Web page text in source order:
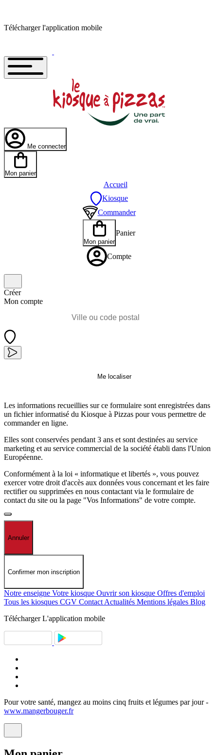
Télécharger l'application mobile
Me connecter
Mon panier
Accueil
Kiosque
Commander
Mon panier
Panier
Compte
Créer
Mon compte
Me localiser
Les informations recueillies sur ce formulaire sont enregistrées dans
un fichier informatisé du Kiosque à Pizzas pour vous permettre de
commander en ligne.
Elles sont conservées pendant 3 ans et sont destinées au service
marketing et au service commercial de la société établi dans l'Union
Européenne.
Conformément à la loi « informatique et libertés », vous pouvez
exercer votre droit d'accès aux données vous concernant et les faire
rectifier ou supprimées en nous contactant via le formulaire de
contact du site ou la page "Vos Informations" de votre compte.
Annuler
Confirmer mon inscription
Notre enseigne Votre kiosque Ouvrir son kiosque Offres d'emploi
Tous les kiosques CGV Contact Actualités Mentions légales Blog
Télécharger L'application mobile
Pour votre santé, mangez au moins cinq fruits et légumes par jour -
www.mangerbouger.fr